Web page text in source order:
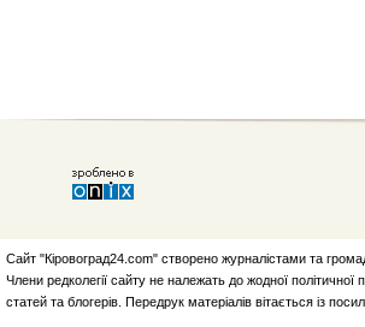
Сайт "Кіровоград24.com" створено журналістами та
Члени редколегії сайту не належать до жодної політичної
статей та блогерів. Передрук матеріалів вітається із